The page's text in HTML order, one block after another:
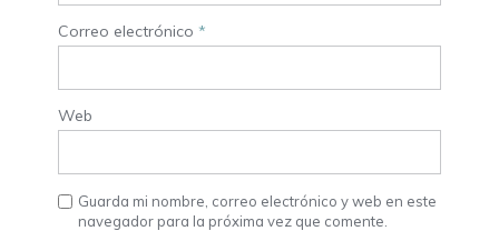
Correo electrónico *
Web
Guarda mi nombre, correo electrónico y web en este
navegador para la próxima vez que comente.